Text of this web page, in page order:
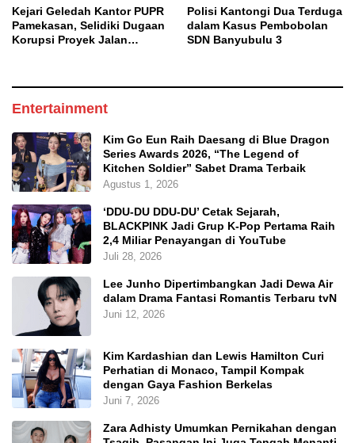
Kejari Geledah Kantor PUPR
Pamekasan, Selidiki Dugaan
Korupsi Proyek Jalan
Polisi Kantongi Dua Terduga
dalam Kasus Pembobolan
SDN Banyubulu 3
Entertainment
Kim Go Eun Raih Daesang di Blue Dragon
Series Awards 2026, “The Legend of
Kitchen Soldier” Sabet Drama Terbaik
Agustus 1, 2026
‘DDU-DU DDU-DU’ Cetak Sejarah,
BLACKPINK Jadi Grup K-Pop Pertama Raih
2,4 Miliar Penayangan di YouTube
Juli 28, 2026
Lee Junho Dipertimbangkan Jadi Dewa Air
dalam Drama Fantasi Romantis Terbaru tvN
Juni 12, 2026
Kim Kardashian dan Lewis Hamilton Curi
Perhatian di Monaco, Tampil Kompak
dengan Gaya Fashion Berkelas
Juni 7, 2026
Zara Adhisty Umumkan Pernikahan dengan